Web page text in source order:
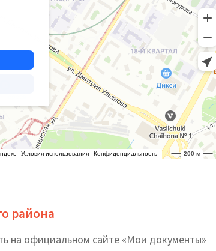
района
на официальном сайте «Мои документы»